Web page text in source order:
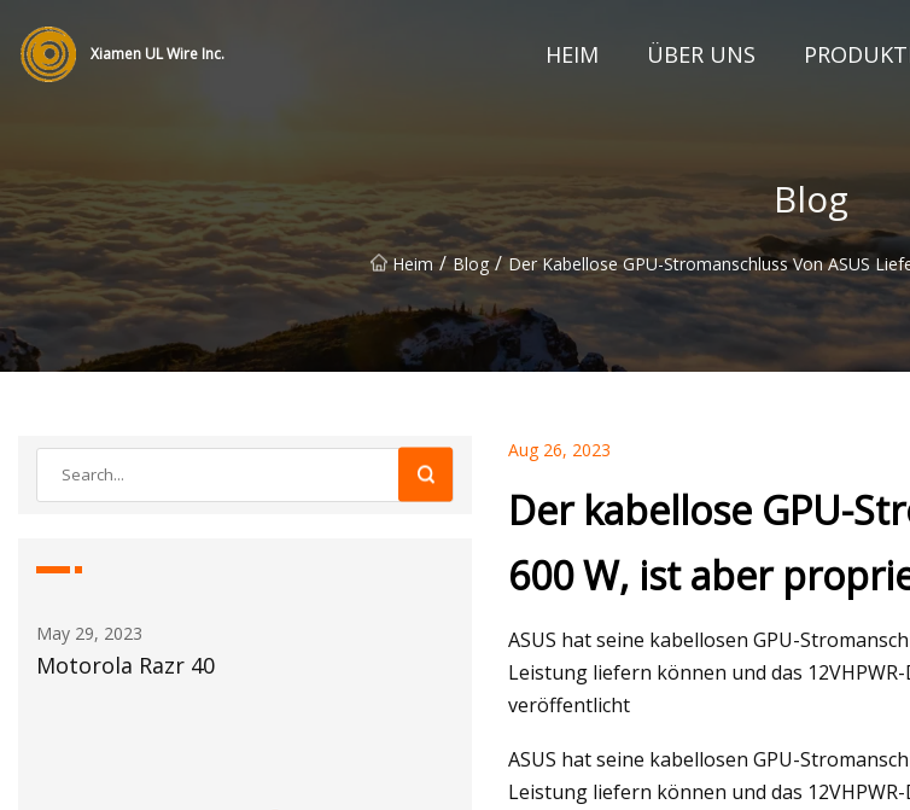
Xiamen UL Wire Inc. HEIM ÜBER UNS
Blog
Heim / Blog / Der Kabellose GPU-Stromanschluss Von ASUS
May 30, 2023
Eine Längsschnittanalyse der heißen
Quellen der Five Sisters im Yellowstone-
May 26, 2023
GPX4 ist ein wichtiger Ferroptose-
Biomarker und korreliert mit
Checkpoints bei Sepsis im
Aug 26, 2023
Der kabellose GPU-
600 W, ist aber
ASUS hat seine kabellosen GPU-
Leistung liefern können und das
veröffentlicht
ASUS hat seine kabellosen GPU-
Leistung liefern können und das